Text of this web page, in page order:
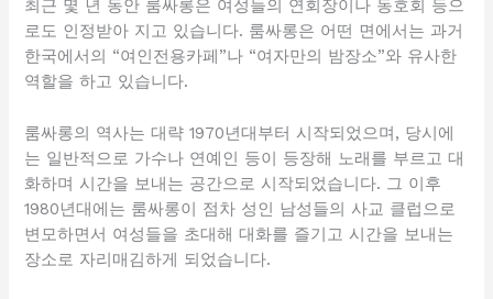
최근 몇 년 동안 룸싸롱은 여성들의 연회장이나 동호회 등으
로도 인정받아 지고 있습니다. 룸싸롱은 어떤 면에서는 과거
한국에서의 “여인전용카페”나 “여자만의 밤장소”와 유사한
역할을 하고 있습니다.
룸싸롱의 역사는 대략 1970년대부터 시작되었으며, 당시에
는 일반적으로 가수나 연예인 등이 등장해 노래를 부르고 대
화하며 시간을 보내는 공간으로 시작되었습니다. 그 이후
1980년대에는 룸싸롱이 점차 성인 남성들의 사교 클럽으로
변모하면서 여성들을 초대해 대화를 즐기고 시간을 보내는
장소로 자리매김하게 되었습니다.